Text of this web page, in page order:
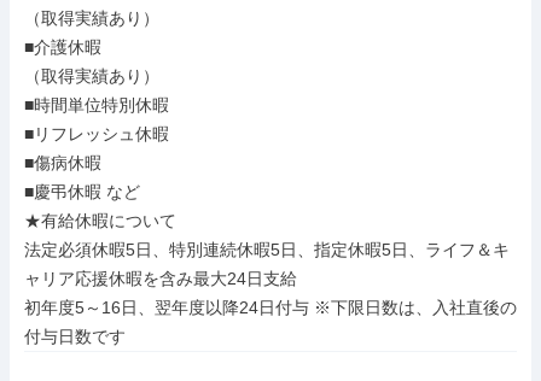
（取得実績あり）
■介護休暇
（取得実績あり）
■時間単位特別休暇
■リフレッシュ休暇
■傷病休暇
■慶弔休暇 など
★有給休暇について
法定必須休暇5日、特別連続休暇5日、指定休暇5日、ライフ＆キ
ャリア応援休暇を含み最大24日支給
初年度5～16日、翌年度以降24日付与 ※下限日数は、入社直後の
付与日数です